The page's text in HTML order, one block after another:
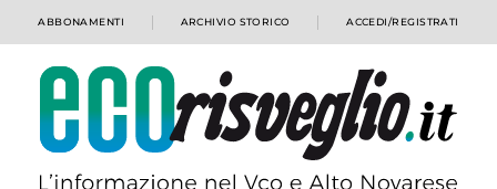
ABBONAMENTI ARCHIVIO STORICO ACCEDI/REGISTRATI